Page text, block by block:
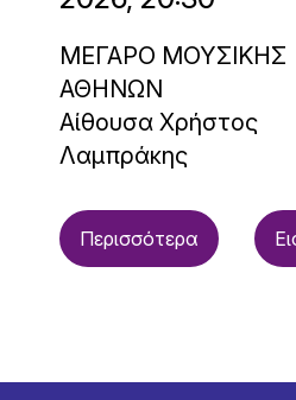
ΜΕΓΑΡΟ ΜΟΥΣΙΚΗΣ
ΑΘΗΝΩΝ
Αίθουσα Χρήστος
Λαμπράκης
Περισσότερα